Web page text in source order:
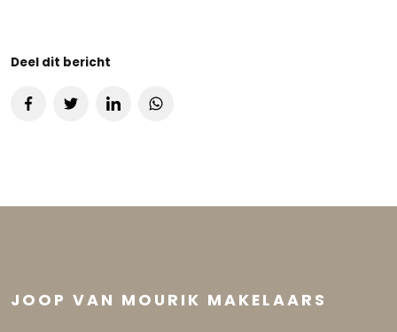
Deel dit bericht
JOOP VAN MOURIK MAKELAARS